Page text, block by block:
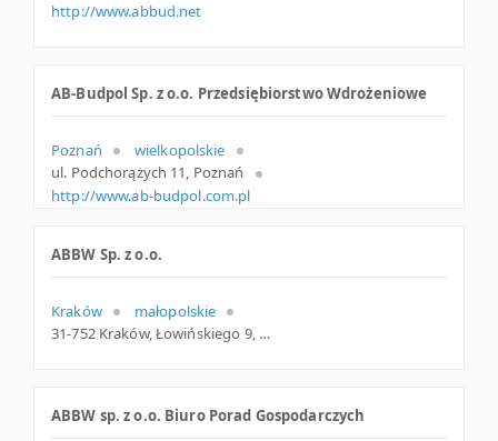
http://www.abbud.net
AB-Budpol Sp. z o.o. Przedsiębiorstwo Wdrożeniowe
Poznań
wielkopolskie
ul. Podchorążych 11, Poznań
http://www.ab-budpol.com.pl
ABBW Sp. z o.o.
Kraków
małopolskie
31-752 Kraków, Łowińskiego 9, woj. Małopolskie, pow. Kraków, gm. Kraków
ABBW sp. z o.o. Biuro Porad Gospodarczych